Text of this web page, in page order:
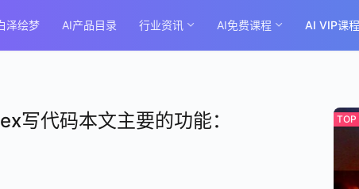
泽绘梦 AI产品目录 行业资讯 AI免费课程 AI VIP课程
写代码本文主要的功能：